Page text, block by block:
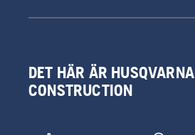
DET HÄR ÄR HUSQVARNA
CONSTRUCTION